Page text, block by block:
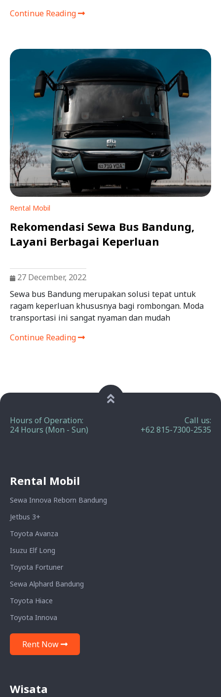
Continue Reading
Rental Mobil
Rekomendasi Sewa Bus Bandung,
Layani Berbagai Keperluan
27 December, 2022
Sewa bus Bandung merupakan solusi tepat untuk
ragam keperluan khususnya bagi rombongan. Moda
transportasi ini sangat nyaman dan mudah
Continue Reading
Hours of Operation:
24 Hours (Mon - Sun)
Call us:
+62 815-7300-2535
Rental Mobil
Sewa Innova Reborn Bandung
Jetbus 3+
Toyota Avanza
Isuzu Elf Long
Toyota Fortuner
Sewa Alphard Bandung
Toyota Hiace
Toyota Innova
Rent Now
Wisata